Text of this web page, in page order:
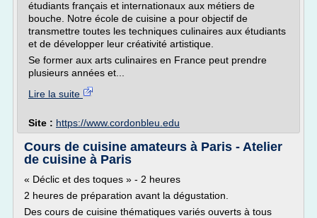
étudiants français et internationaux aux métiers de
bouche. Notre école de cuisine a pour objectif de
transmettre toutes les techniques culinaires aux étudiants
et de développer leur créativité artistique.
Se former aux arts culinaires en France peut prendre
plusieurs années et...
Lire la suite
Site : https://www.cordonbleu.edu
Cours de cuisine amateurs à Paris - Atelier
de cuisine à Paris
« Déclic et des toques » - 2 heures
2 heures de préparation avant la dégustation.
Des cours de cuisine thématiques variés ouverts à tous